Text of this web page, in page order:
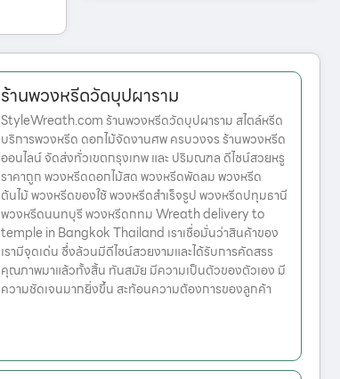
ร้านพวงหรีดวัดบุปผาราม
StyleWreath.com ร้านพวงหรีดวัดบุปผาราม สไตล์หรีด
บริการพวงหรีด ดอกไม้จัดงานศพ ครบวงจร ร้านพวงหรีด
ออนไลน์ จัดส่งทั่วเขตกรุงเทพ และ ปริมณฑล ดีไซน์สวยหรู
ราคาถูก พวงหรีดดอกไม้สด พวงหรีดพัดลม พวงหรีด
ต้นไม้ พวงหรีดของใช้ พวงหรีดสำเร็จรูป พวงหรีดปทุมธานี
พวงหรีดนนทบุรี พวงหรีดกทม Wreath delivery to
temple in Bangkok Thailand เราเชื่อมั่นว่าสินค้าของ
เรามีจุดเด่น ซึ่งล้วนมีดีไซน์สวยงามและได้รับการคัดสรร
คุณภาพมาแล้วทั้งสิ้น ทันสมัย มีความเป็นตัวของตัวเอง มี
ความชัดเจนมากยิ่งขึ้น สะท้อนความต้องการของลูกค้า